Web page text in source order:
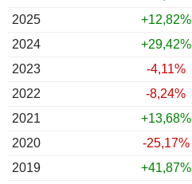
2025
+12,82%
2024
+29,42%
2023
-4,11%
2022
-8,24%
2021
+13,68%
2020
-25,17%
2019
+41,87%